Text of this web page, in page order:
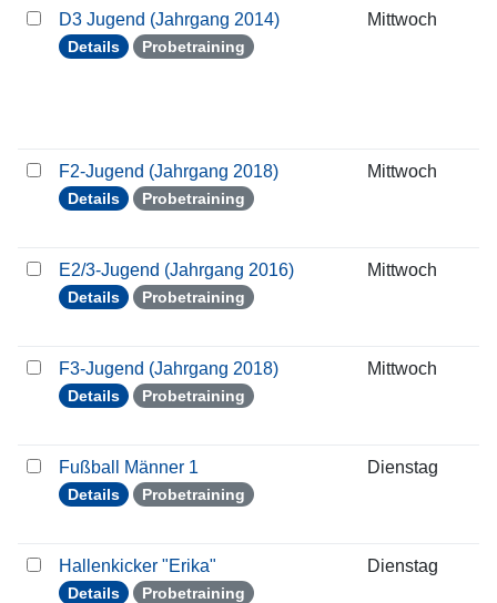
D3 Jugend (Jahrgang 2014)
Details Probetraining
Mittwoch
F2-Jugend (Jahrgang 2018)
Details Probetraining
Mittwoch
E2/3-Jugend (Jahrgang 2016)
Details Probetraining
Mittwoch
F3-Jugend (Jahrgang 2018)
Details Probetraining
Mittwoch
Fußball Männer 1
Details Probetraining
Dienstag
Hallenkicker "Erika"
Details Probetraining
Dienstag